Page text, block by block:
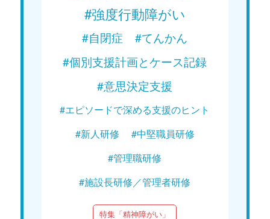
#強度行動障がい
#自閉症
#てんかん
#個別支援計画とケース記録
#意思決定支援
#エピソードで深める支援のヒント
#新人研修
#中堅職員研修
#管理職研修
#施設長研修／管理者研修
特集「精神障がい」